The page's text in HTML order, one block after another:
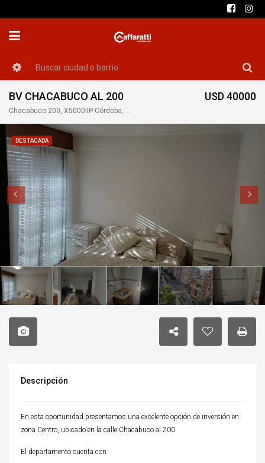
BV CHACABUCO AL 200
Chacabuco 200, X5000IIP Córdoba, Argentina
USD 40000
DESTACADA
Descripción
En esta oportunidad presentamos una excelente opción de inversión en
zona Centro, ubicado en la calle Chacabuco al 200
El departamento cuenta con